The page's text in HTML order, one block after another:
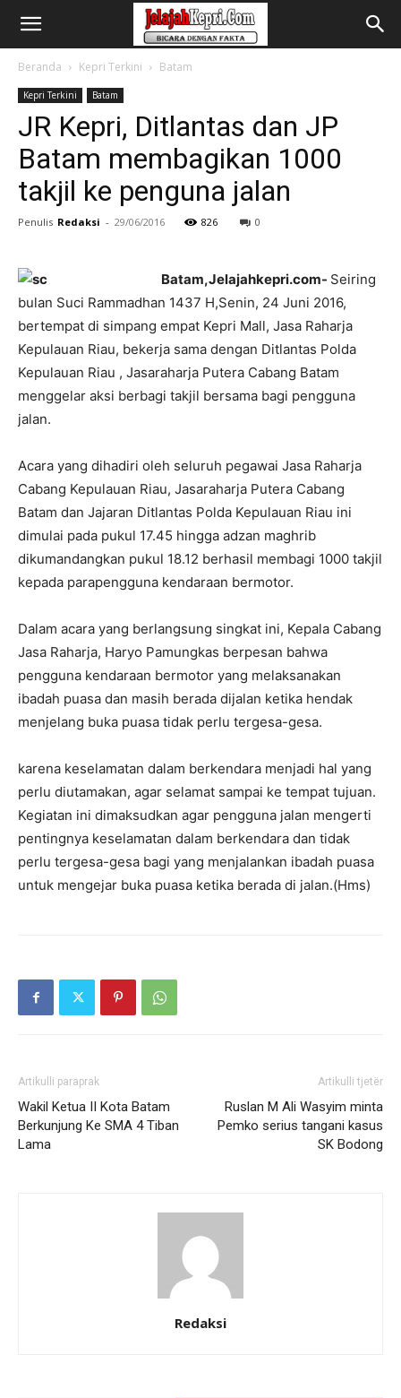
Beranda Kepri Terkini Batam
Kepri Terkini Batam
JR Kepri, Ditlantas dan JP
Batam membagikan 1000
takjil ke penguna jalan
Penulis Redaksi - 29/06/2016 826 0
Batam,Jelajahkepri.com- Seiring
bulan Suci Rammadhan 1437 H,Senin, 24 Juni 2016,
bertempat di simpang empat Kepri Mall, Jasa Raharja
Kepulauan Riau, bekerja sama dengan Ditlantas Polda
Kepulauan Riau , Jasaraharja Putera Cabang Batam
menggelar aksi berbagi takjil bersama bagi pengguna
jalan.
Acara yang dihadiri oleh seluruh pegawai Jasa Raharja
Cabang Kepulauan Riau, Jasaraharja Putera Cabang
Batam dan Jajaran Ditlantas Polda Kepulauan Riau ini
dimulai pada pukul 17.45 hingga adzan maghrib
dikumandangkan pukul 18.12 berhasil membagi 1000 takjil
kepada parapengguna kendaraan bermotor.
Dalam acara yang berlangsung singkat ini, Kepala Cabang
Jasa Raharja, Haryo Pamungkas berpesan bahwa
pengguna kendaraan bermotor yang melaksanakan
ibadah puasa dan masih berada dijalan ketika hendak
menjelang buka puasa tidak perlu tergesa-gesa.
karena keselamatan dalam berkendara menjadi hal yang
perlu diutamakan, agar selamat sampai ke tempat tujuan.
Kegiatan ini dimaksudkan agar pengguna jalan mengerti
pentingnya keselamatan dalam berkendara dan tidak
perlu tergesa-gesa bagi yang menjalankan ibadah puasa
untuk mengejar buka puasa ketika berada di jalan.(Hms)
Artikulli paraprak
Wakil Ketua II Kota Batam
Berkunjung Ke SMA 4 Tiban
Lama
Artikulli tjetër
Ruslan M Ali Wasyim minta
Pemko serius tangani kasus
SK Bodong
Redaksi